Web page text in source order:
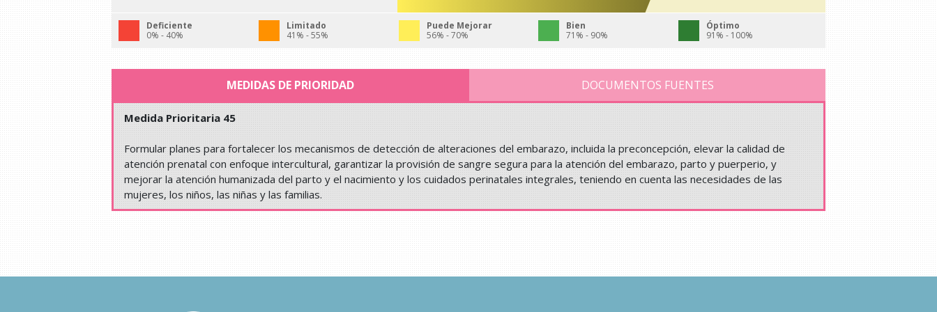
Deficiente
0% - 40%
Limitado
41% - 55%
Puede Mejorar
56% - 70%
Bien
71% - 90%
Óptimo
91% - 100%
MEDIDAS DE PRIORIDAD DOCUMENTOS FUENTES
Medida Prioritaria 45
Formular planes para fortalecer los mecanismos de detección de alteraciones del embarazo, incluida la preconcepción, elevar la calidad de
atención prenatal con enfoque intercultural, garantizar la provisión de sangre segura para la atención del embarazo, parto y puerperio, y
mejorar la atención humanizada del parto y el nacimiento y los cuidados perinatales integrales, teniendo en cuenta las necesidades de las
mujeres, los niños, las niñas y las familias.